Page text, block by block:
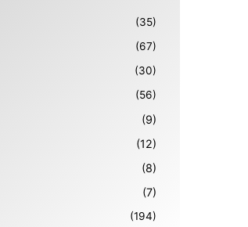
(35)
(67)
(30)
(56)
(9)
(12)
(8)
(7)
(194)